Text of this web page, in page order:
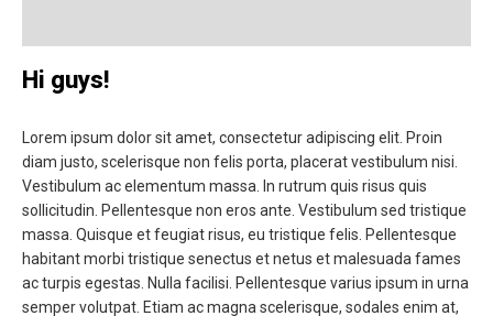
Hi guys!
Lorem ipsum dolor sit amet, consectetur adipiscing elit. Proin
diam justo, scelerisque non felis porta, placerat vestibulum nisi.
Vestibulum ac elementum massa. In rutrum quis risus quis
sollicitudin. Pellentesque non eros ante. Vestibulum sed tristique
massa. Quisque et feugiat risus, eu tristique felis. Pellentesque
habitant morbi tristique senectus et netus et malesuada fames
ac turpis egestas. Nulla facilisi. Pellentesque varius ipsum in urna
semper volutpat. Etiam ac magna scelerisque, sodales enim at,